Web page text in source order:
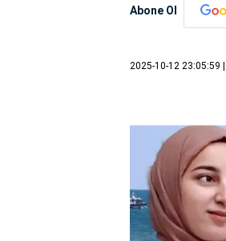
Abone Ol
2025-10-12 23:05:59